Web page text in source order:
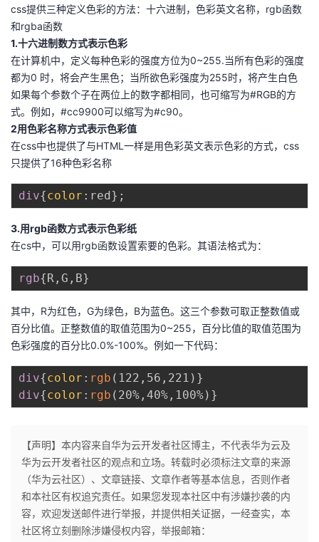
堂
我
的
课
程
我
的
认
证
我
的
实
我
的
藏
我
的
技
术
支
持
我
的
云
声
建
css提供三种定义色彩的方法：十六进制，色彩英文名称，rgb函数
和rgba函数
1.十六进制数方式表示色彩
在计算机中，定义每种色彩的强度方位为0~255.当所有色彩的强度
都为0 时，将会产生黑色；当所欲色彩强度为255时，将产生白色
如果每个参数个子在两位上的数字都相同，也可缩写为#RGB的方
式。例如，#cc9900可以缩写为#c90。
2用色彩名称方式表示色彩值
在css中也提供了与HTML一样是用色彩英文表示色彩的方式，css
只提供了16种色彩名称
div{color : red } ;
3.用rgb函数方式表示色彩纸
在cs中，可以用rgb函数设置索要的色彩。其语法格式为：
rgb{ R , G , B}
其中，R为红色，G为绿色，B为蓝色。这三个参数可取正整数值或
百分比值。正整数值的取值范围为0~255，百分比值的取值范围为
色彩强度的百分比0.0%-100%。例如一下代码：
div{color : rgb ( 122 , 56 , 221 ) }
div{color : rgb ( 20% , 40% , 100%) }
【声明】本内容来自华为云开发者社区博主，不代表华为云及
华为云开发者社区的观点和立场。转载时必须标注文章的来源
（华为云社区）、文章链接、文章作者等基本信息，否则作者
和本社区有权追究责任。如果您发现本社区中有涉嫌抄袭的内
容，欢迎发送邮件进行举报，并提供相关证据，一经查实，本
社区将立刻删除涉嫌侵权内容，举报邮箱：